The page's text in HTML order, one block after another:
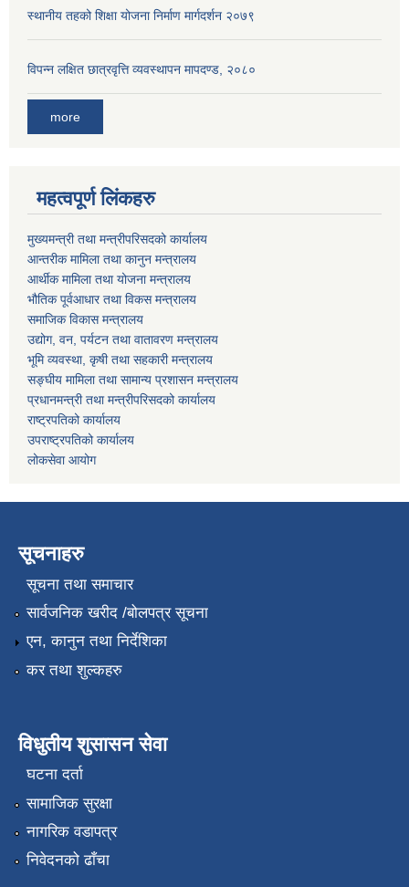
स्थानीय तहको शिक्षा योजना निर्माण मार्गदर्शन २०७९
विपन्न लक्षित छात्रवृत्ति व्यवस्थापन मापदण्ड, २०८०
more
महत्वपूर्ण लिंकहरु
मुख्यमन्त्री तथा मन्त्रीपरिसदको कार्यालय
आन्तरीक मामिला तथा कानुन मन्त्रालय
आर्थीक मामिला तथा योजना मन्त्रालय
भौतिक पूर्वआधार तथा विकस मन्त्रालय
समाजिक विकास मन्त्रालय
उद्योग, वन, पर्यटन तथा वातावरण मन्त्रालय
भूमि व्यवस्था, कृषी तथा सहकारी मन्त्रालय
सङ्घीय मामिला तथा सामान्य प्रशासन मन्त्रालय
प्रधानमन्त्री तथा मन्त्रीपरिसदको कार्यालय
राष्ट्रपतिको कार्यालय
उपराष्ट्रपतिको कार्यालय
लोकसेवा आयोग
सूचनाहरु
सूचना तथा समाचार
सार्वजनिक खरीद /बोलपत्र सूचना
एन, कानुन तथा निर्देशिका
कर तथा शुल्कहरु
विधुतीय शुसासन सेवा
घटना दर्ता
सामाजिक सुरक्षा
नागरिक वडापत्र
निवेदनको ढाँचा